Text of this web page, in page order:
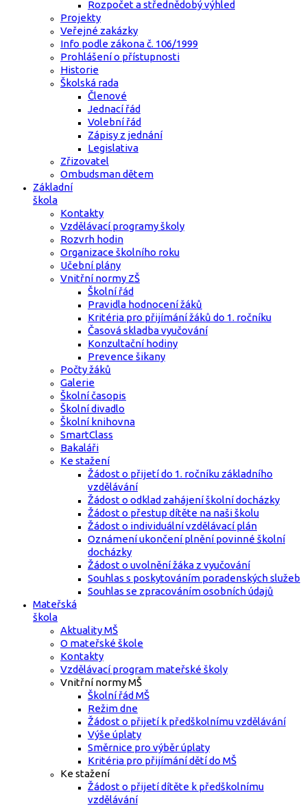
Rozpočet a střednědobý výhled
Projekty
Veřejné zakázky
Info podle zákona č. 106/1999
Prohlášení o přístupnosti
Historie
Školská rada
Členové
Jednací řád
Volební řád
Zápisy z jednání
Legislativa
Zřizovatel
Ombudsman dětem
Základní
škola
Kontakty
Vzdělávací programy školy
Rozvrh hodin
Organizace školního roku
Učební plány
Vnitřní normy ZŠ
Školní řád
Pravidla hodnocení žáků
Kritéria pro přijímání žáků do 1. ročníku
Časová skladba vyučování
Konzultační hodiny
Prevence šikany
Počty žáků
Galerie
Školní časopis
Školní divadlo
Školní knihovna
SmartClass
Bakaláři
Ke stažení
Žádost o přijetí do 1. ročníku základního
vzdělávání
Žádost o odklad zahájení školní docházky
Žádost o přestup dítěte na naši školu
Žádost o individuální vzdělávací plán
Oznámení ukončení plnění povinné školní
docházky
Žádost o uvolnění žáka z vyučování
Souhlas s poskytováním poradenských služeb
Souhlas se zpracováním osobních údajů
Mateřská
škola
Aktuality MŠ
O mateřské škole
Kontakty
Vzdělávací program mateřské školy
Vnitřní normy MŠ
Školní řád MŠ
Režim dne
Žádost o přijetí k předškolnímu vzdělávání
Výše úplaty
Směrnice pro výběr úplaty
Kritéria pro přijímání dětí do MŠ
Ke stažení
Žádost o přijetí dítěte k předškolnímu
vzdělávání